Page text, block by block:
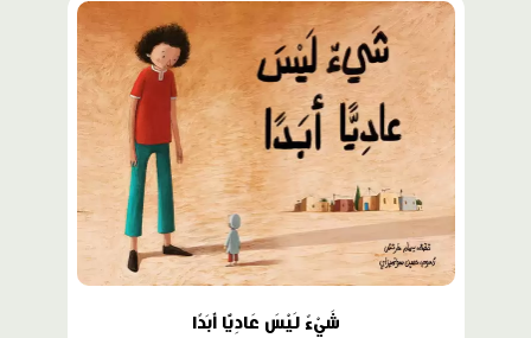
محتوى
مميّز
شَيْءٌ لَيْسَ عَادِيًّا أَبَدًا